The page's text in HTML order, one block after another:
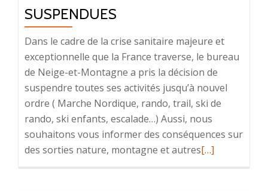
SUSPENDUES
Dans le cadre de la crise sanitaire majeure et
exceptionnelle que la France traverse, le bureau
de Neige-et-Montagne a pris la décision de
suspendre toutes ses activités jusqu’à nouvel
ordre ( Marche Nordique, rando, trail, ski de
rando, ski enfants, escalade…) Aussi, nous
souhaitons vous informer des conséquences sur
des sorties nature, montagne et autresEn
[…]